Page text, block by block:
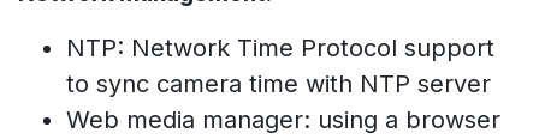
NTP: Network Time Protocol support
to sync camera time with NTP server
Web media manager: using a browser